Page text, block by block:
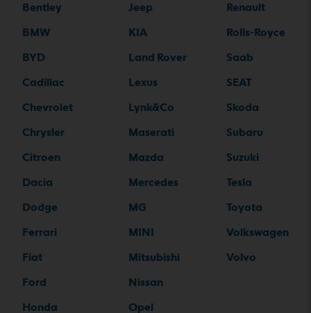
Bentley
BMW
BYD
Cadillac
Chevrolet
Chrysler
Citroen
Dacia
Dodge
Ferrari
Fiat
Ford
Honda
Jeep
KIA
Land Rover
Lexus
Lynk&Co
Maserati
Mazda
Mercedes
MG
MINI
Mitsubishi
Nissan
Opel
Renault
Rolls-Royce
Saab
SEAT
Skoda
Subaru
Suzuki
Tesla
Toyota
Volkswagen
Volvo